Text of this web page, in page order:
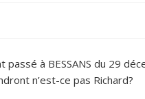
les 534 autres abonnés
à BESSANS du 29
n’est-ce pas Richard?